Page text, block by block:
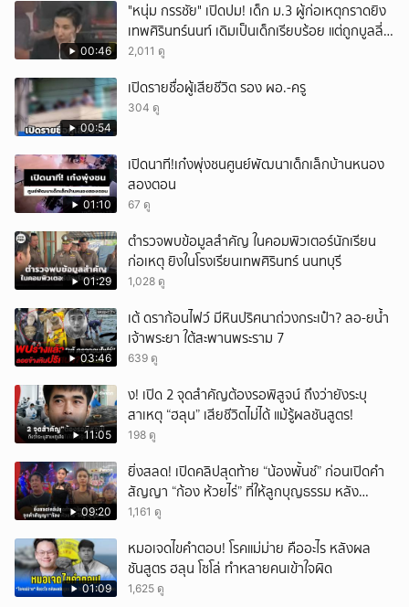
00:46
"หนุ่ม กรรชัย" เปิดปม! เด็ก ม.3 ผู้ก่อเหตุกราดยิง
เทพศิรินทร์นนท์ เดิมเป็นเด็กเรียบร้อย แต่ถูกบูลลี่
หนัก คาดแรงกดดันสะสมกลายเป็นแรงแค้น จนก่อ
2,011 ดู
00:54
เปิดรายชื่อผู้เสียชีวิต รอง ผอ.-ครู
304 ดู
01:10
เปิดนาที!เก๋งพุ่งชนศูนย์พัฒนาเด็กเล็กบ้านหนอง
สองตอน
67 ดู
01:29
ตำรวจพบข้อมูลสำคัญ ในคอมพิวเตอร์นักเรียน
ก่อเหตุ ยิงในโรงเรียนเทพศิรินทร์ นนทบุรี
1,028 ดู
03:46
เต้ ดราก้อนไฟว์ มีหินปริศนาถ่วงกระเป๋า? ลอ-ยน้ำ
เจ้าพระยา ใต้สะพานพระราม 7
639 ดู
11:05
ึ้ง! เปิด 2 จุดสำคัญต้องรอพิสูจน์ ถึงว่ายังระบุ
สาเหตุ “ฮลุน” เสียชีวิตไม่ได้ แม้รู้ผลชันสูตร!
198 ดู
09:20
ยิ่งสลด! เปิดคลิปสุดท้าย “น้องพั้นช์” ก่อนเปิดคำ
สัญญา “ก้อง ห้วยไร่” ที่ให้ลูกบุญธรรม หลัง
ลาโลก!
1,161 ดู
01:09
หมอเจดไขคำตอบ! โรคแม่ม่าย คืออะไร หลังผล
ชันสูตร ฮลุน โซโล่ ทำหลายคนเข้าใจผิด
1,625 ดู